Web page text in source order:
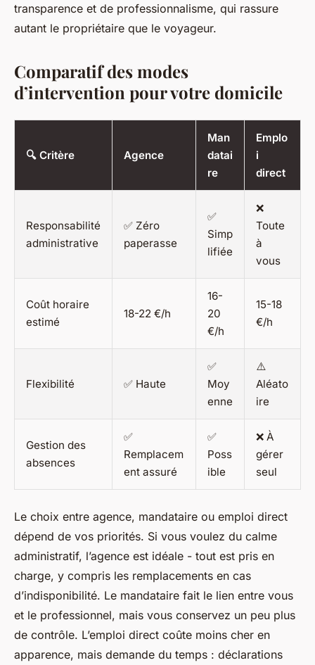
transparence et de professionnalisme, qui rassure
autant le propriétaire que le voyageur.
Comparatif des modes
d’intervention pour votre domicile
🔍 Critère Agence
Man
datai
re
Emplo
i
direct
Responsabilité
administrative
✅ Zéro
paperasse
✅
Simp
lifiée
❌
Toute
à
vous
Coût horaire
estimé
18-22 €/h
16-
20
€/h
15-18
€/h
Flexibilité ✅ Haute
✅
Moy
enne
⚠️
Aléato
ire
Gestion des
absences
✅
Remplacem
ent assuré
✅
Poss
ible
❌ À
gérer
seul
Le choix entre agence, mandataire ou emploi direct
dépend de vos priorités. Si vous voulez du calme
administratif, l’agence est idéale - tout est pris en
charge, y compris les remplacements en cas
d’indisponibilité. Le mandataire fait le lien entre vous
et le professionnel, mais vous conservez un peu plus
de contrôle. L’emploi direct coûte moins cher en
apparence, mais demande du temps : déclarations